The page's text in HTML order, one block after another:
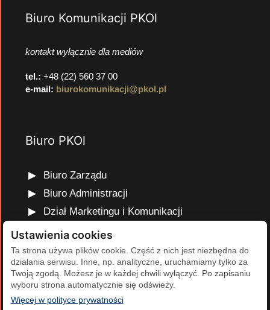
Biuro Komunikacji PKOl
kontakt wyłącznie dla mediów
tel.: +48 (22) 560 37 00
e-mail: biurokomunikacji@pkol.pl
Biuro PKOl
Biuro Zarządu
Biuro Administracji
Dział Marketingu i Komunikacji
Dział Edukacji Olimpijskiej
Dział Finansów i Kadr
Dział Projektów Olimpijskich
Dział Programów Rozwojowych
Ustawienia cookies
Ta strona używa plików cookie. Część z nich jest niezbędna do
działania serwisu. Inne, np. analityczne, uruchamiamy tylko za
Twoją zgodą. Możesz je w każdej chwili wyłączyć. Po zapisaniu
wyboru strona automatycznie się odświeży.
Więcej w polityce prywatności(otwiera się w nowej karcie)